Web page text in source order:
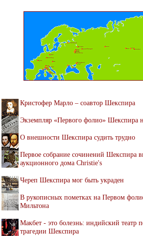
Кристофер Марло – соавтор Шекспира
Экземпляр «Первого фолио» Шекспира
О внешности Шекспира судить трудно
Первое собрание сочинений Шекспира
аукционного дома Christie's
Череп Шекспира мог быть украден
В рукописных пометках на Первом
Мильтона
Макбет - это болезнь: индийский театр
трагедии Шекспира